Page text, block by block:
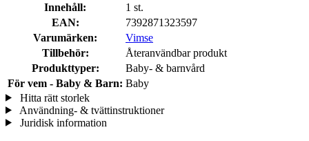
Innehåll:
1 st.
EAN:
7392871323597
Varumärken:
Vimse
Tillbehör:
Återanvändbar produkt
Produkttyper:
Baby- & barnvård
För vem - Baby & Barn: Baby
Hitta rätt storlek
Användning- & tvättinstruktioner
Juridisk information